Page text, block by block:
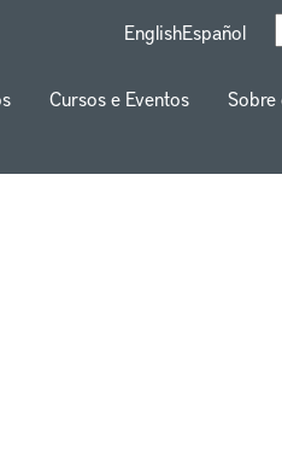
EnglishEspañol
Cursos e Eventos Sobre